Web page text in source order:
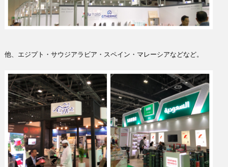
他、エジプト・サウジアラビア・スペイン・マレーシアなどなど。